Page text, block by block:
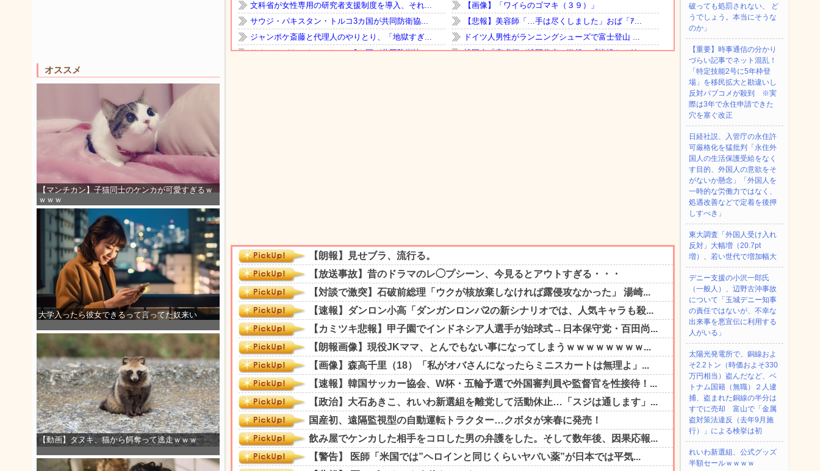
オススメ
【マンチカン】子猫同士のケンカが可愛すぎるｗ
ｗｗｗ
大学入ったら彼女できるって言ってた奴来い
【動画】タヌキ、猫から餌奪って逃走ｗｗｗ
破っても処罰されない、 ど
うでしょう。本当にそうな
のか」
【重要】時事通信の分かり
づらい記事でネット混乱！
「特定技能2号に5年枠登
場」を移民拡大と勘違いし
反対パブコメが殺到 ※実
際は3年で永住申請できた
穴を塞ぐ改正
日経社説、入管庁の永住許
可厳格化を猛批判「永住外
国人の生活保護受給をなく
す目的、外国人の意欲をそ
がないか懸念」「外国人を
一時的な労働力ではなく、
処遇改善などで定着を後押
しすべき」
東大調査「外国人受け入れ
反対」大幅増（20.7pt
増）、若い世代で増加幅大
デニー支援の小沢一郎氏
（一般人）、辺野古沖事故
について「玉城デニー知事
の責任ではないが、不幸な
出来事を悪宣伝に利用する
人がいる」
太陽光発電所で、銅線およ
そ2.2トン（時価およそ330
万円相当）盗んだなど、ベ
トナム国籍（無職）２人逮
捕、盗まれた銅線の半分は
すでに売却 富山で「金属
盗対策法違反（去年9月施
行）」による検挙は初
れいわ新選組、公式グッズ
半額セールｗｗｗｗ